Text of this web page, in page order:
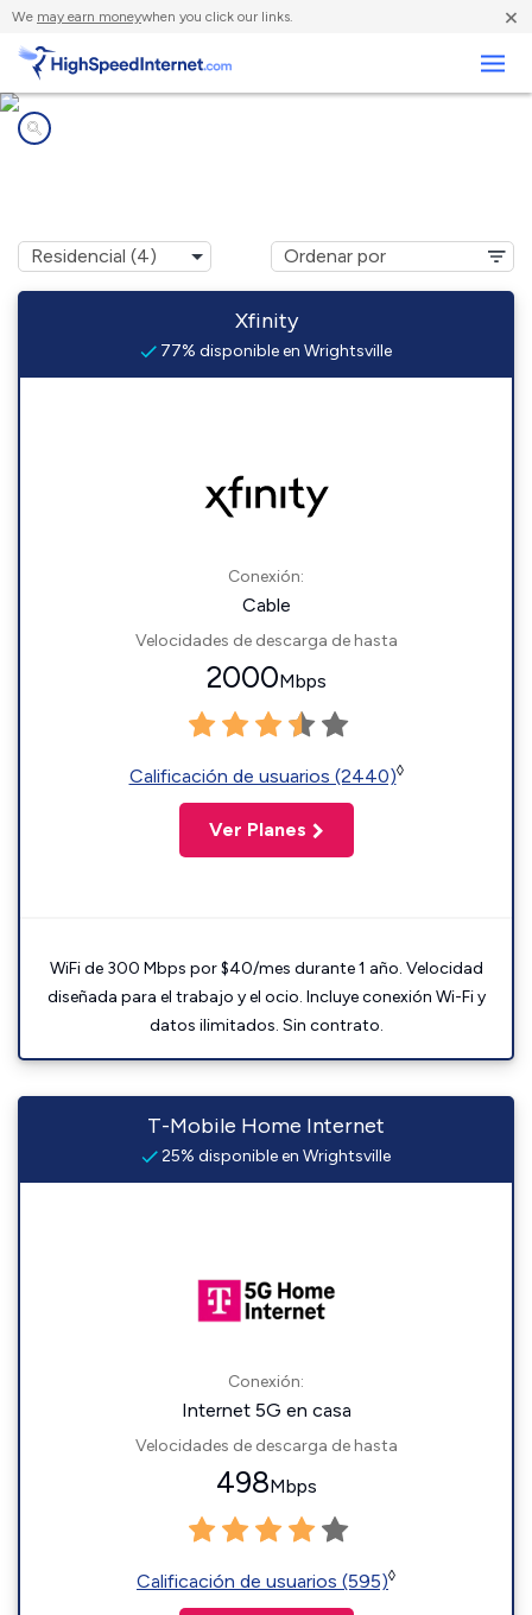
We may earn moneywhen you click our links. ×
Xfinity
77% disponible en Wrightsville
Conexión:
Cable
Velocidades de descarga de hasta
2000Mbps
Calificación de usuarios (2440)◊
Ver Planes
WiFi de 300 Mbps por $40/mes durante 1 año. Velocidad
diseñada para el trabajo y el ocio. Incluye conexión Wi-Fi y
datos ilimitados. Sin contrato.
T-Mobile Home Internet
25% disponible en Wrightsville
Conexión:
Internet 5G en casa
Velocidades de descarga de hasta
498Mbps
Calificación de usuarios (595)◊